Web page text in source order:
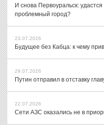
И снова Первоуральск:
проблемный город?
23.07.2026
Будущее без Кабца: к чему
29.07.2026
Путин отправил в отставку
22.07.2026
Сети АЗС оказались не в